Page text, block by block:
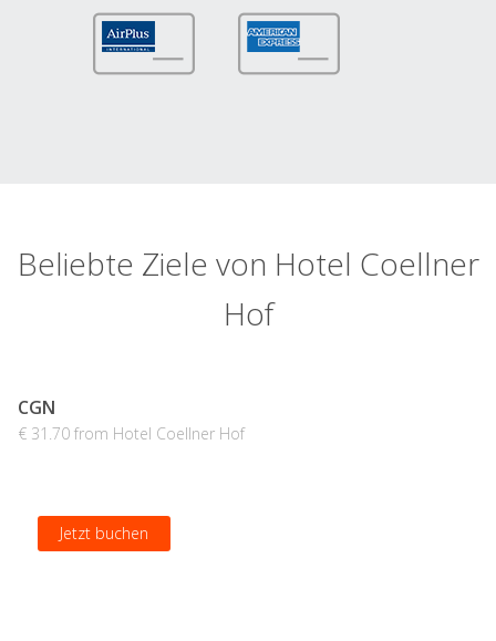
Beliebte Ziele von Hotel Coellner
Hof
CGN
€ 31.70 from Hotel Coellner Hof
Jetzt buchen